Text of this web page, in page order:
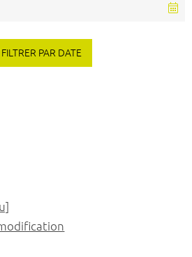
FILTRER PAR DATE